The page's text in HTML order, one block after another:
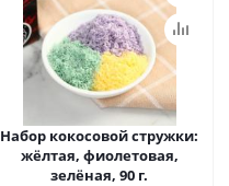
Набор кокосовой стружки:
жёлтая, фиолетовая,
зелёная, 90 г.